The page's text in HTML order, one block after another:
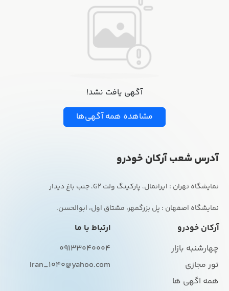
آگهی یافت نشد!
مشاهده همه آگهی‌ها
آدرس شعب آرکان خودرو
نمایشگاه اصفهان : پل بزرگمهر، مشتاق اول، ابوالحسن.
آرکان خودرو
چهارشنبه بازار
تور مجازی
همه اگهی ها
ارتباط با ما
09133040004
Iran_1040@yahoo.com